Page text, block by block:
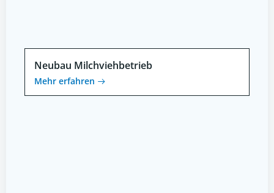
Neubau Milchviehbetrieb
Mehr erfahren